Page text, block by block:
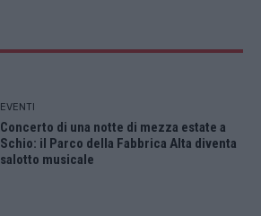
EVENTI
Concerto di una notte di mezza estate a
Schio: il Parco della Fabbrica Alta diventa
salotto musicale